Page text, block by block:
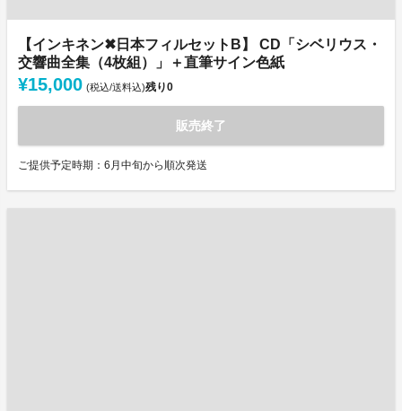
【インキネン✖日本フィルセットB】 CD「シベリウス・
交響曲全集（4枚組）」＋直筆サイン色紙
¥15,000 (税込/送料込)残り0
販売終了
ご提供予定時期：6月中旬から順次発送